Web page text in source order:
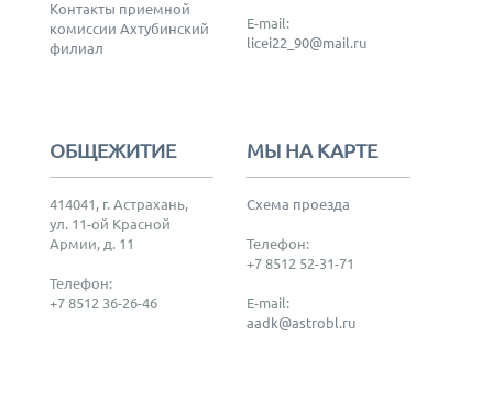
Контакты приемной
комиссии Ахтубинский
филиал
E-mail:
licei22_90@mail.ru
ОБЩЕЖИТИЕ
414041, г. Астрахань,
ул. 11-ой Красной
Армии, д. 11
Телефон:
+7 8512 36-26-46
МЫ НА КАРТЕ
Схема проезда
Телефон:
+7 8512 52-31-71
E-mail:
aadk@astrobl.ru